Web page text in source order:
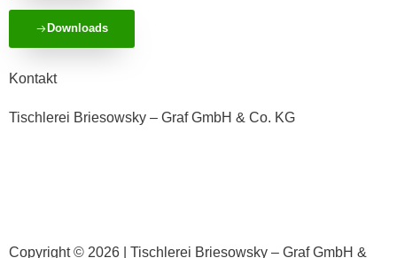
Downloads
Kontakt
Tischlerei Briesowsky – Graf GmbH & Co. KG
Copyright © 2026 | Tischlerei Briesowsky – Graf GmbH &